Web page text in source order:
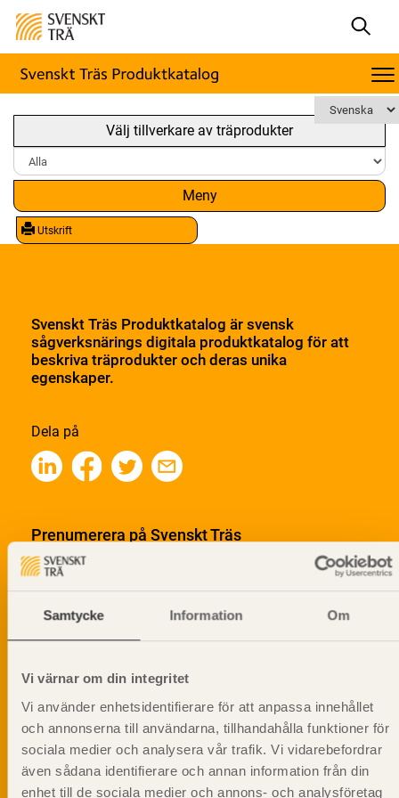
Samtycke Information Om
Vi värnar om din integritet
Vi använder enhetsidentifierare för att anpassa innehållet
och annonserna till användarna, tillhandahålla funktioner för
sociala medier och analysera vår trafik. Vi vidarebefordrar
även sådana identifierare och annan information från din
enhet till de sociala medier och annons- och analysföretag
Välj tillverkare av träprodukter
Meny
Utskrift
Svenskt Träs Produktkatalog är svensk
sågverksnärings digitala produktkatalog för att
beskriva träprodukter och deras unika
egenskaper.
Dela på
Prenumerera på Svenskt Träs
informationsutskick!